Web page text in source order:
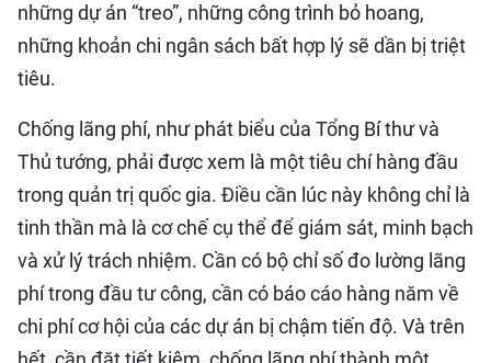
những dự án “treo”, những công trình bỏ hoang,
những khoản chi ngân sách bất hợp lý sẽ dần bị triệt
tiêu.
Chống lãng phí, như phát biểu của Tổng Bí thư và
Thủ tướng, phải được xem là một tiêu chí hàng đầu
trong quản trị quốc gia. Điều cần lúc này không chỉ là
tinh thần mà là cơ chế cụ thể để giám sát, minh bạch
và xử lý trách nhiệm. Cần có bộ chỉ số đo lường lãng
phí trong đầu tư công, cần có báo cáo hàng năm về
chi phí cơ hội của các dự án bị chậm tiến độ. Và trên